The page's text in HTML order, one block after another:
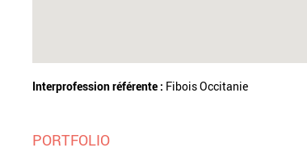
Interprofession référente : Fibois Occitanie
PORTFOLIO